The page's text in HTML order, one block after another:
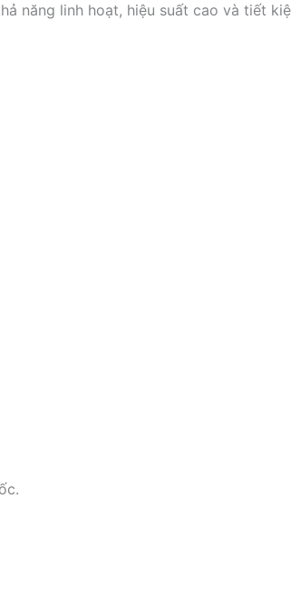
năng linh hoạt, hiệu suất cao và tiết